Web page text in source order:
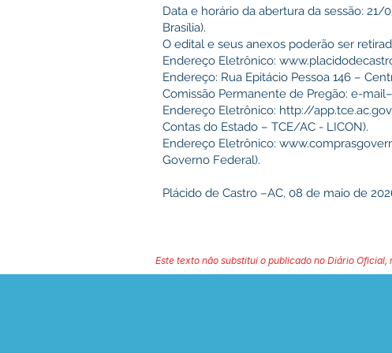
Data e horário da abertura da sessão:
Brasília).
O edital e seus anexos poderão ser
Endereço Eletrônico:
Endereço: Rua Epitácio Pessoa 146 –
Comissão Permanente de Pregão: e-mail–
Endereço Eletrônico: http://
Contas do Estado – TCE/AC - LICON).
Endereço Eletrônico:
Governo Federal).
Plácido de Castro –AC, 08 de maio de
Este texto não substitui o publicado no Diário